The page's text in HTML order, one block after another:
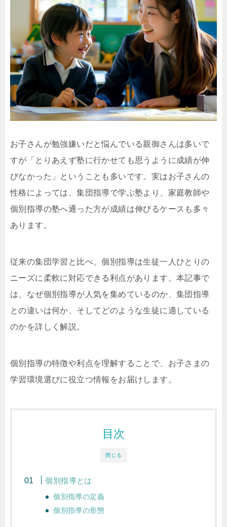
お子さんが勉強嫌いだと悩んでいる親御さんは多いで
すが「とりあえず塾に行かせても思うように成績が伸
びなかった」ということも多いです。実はお子さんの
性格によっては、集団指導で学ぶ塾より、家庭教師や
個別指導の塾へ通った方が成績は伸びるケースも多々
あります。
従来の集団学習と比べ、個別指導は生徒一人ひとりの
ニーズに柔軟に対応できる利点があります。本記事で
は、なぜ個別指導が人気を集めているのか、集団指導
との違いは何か、そしてどのような生徒に適している
のかを詳しく解説。
個別指導の特徴や利点を理解することで、お子さまの
学習環境選びに役立つ情報をお届けします。
閉じる
目次
個別指導とは
個別指導の定義
個別指導の形態